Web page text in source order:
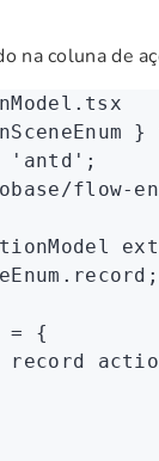
na coluna de
}
'antd' ;
flow-
.record;
= {
record